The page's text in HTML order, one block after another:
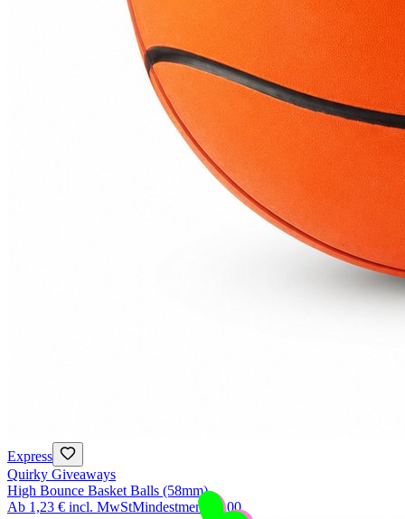
Express
Quirky Giveaways
High Bounce Basket Balls (58mm)
Ab 1,23 € incl. MwStMindestmenge 100